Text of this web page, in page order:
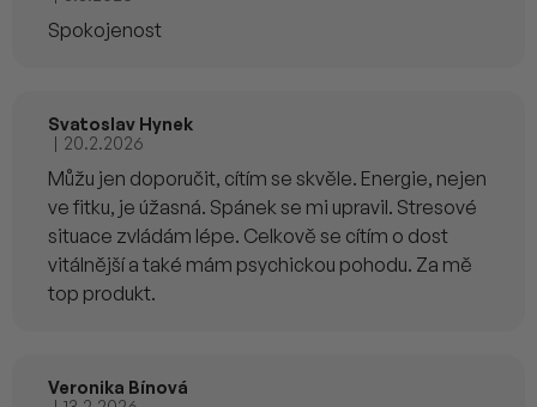
Spokojenost
Svatoslav Hynek
Hodnocení produktu je 5 z 5 hvězdiček.
| 20.2.2026
Můžu jen doporučit, cítím se skvěle. Energie, nejen
ve fitku, je úžasná. Spánek se mi upravil. Stresové
situace zvládám lépe. Celkově se cítím o dost
vitálnější a také mám psychickou pohodu. Za mě
top produkt.
Veronika Bínová